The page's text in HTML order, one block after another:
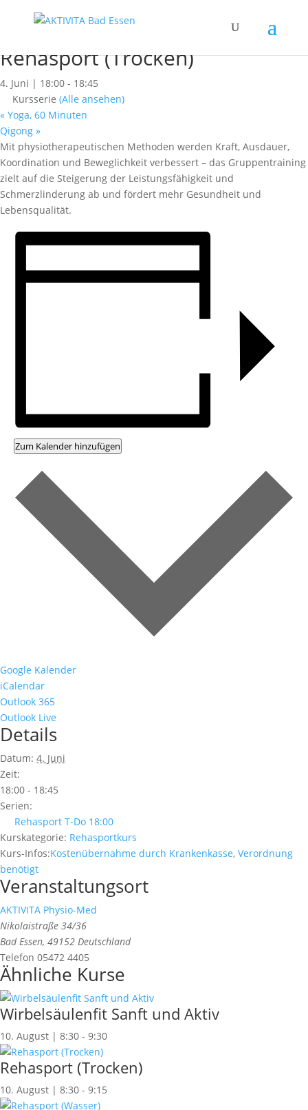
« Alle Kurse
Rehasport (Trocken)
4. Juni | 18:00 - 18:45
Kursserie (Alle ansehen)
« Yoga, 60 Minuten
Qigong »
Mit physiotherapeutischen Methoden werden Kraft, Ausdauer,
Koordination und Beweglichkeit verbessert – das Gruppentraining
zielt auf die Steigerung der Leistungsfähigkeit und
Schmerzlinderung ab und fördert mehr Gesundheit und
Lebensqualität.
Zum Kalender hinzufügen
Google Kalender
iCalendar
Outlook 365
Outlook Live
Details
Datum: 4. Juni
Zeit:
18:00 - 18:45
Serien:
Rehasport T-Do 18:00
Kurskategorie: Rehasportkurs
Kurs-Infos:Kostenübernahme durch Krankenkasse, Verordnung
benötigt
Veranstaltungsort
AKTIVITA Physio-Med
Nikolaistraße 34/36
Bad Essen, 49152 Deutschland
Telefon 05472 4405
Ähnliche Kurse
Wirbelsäulenfit Sanft und Aktiv
10. August | 8:30 - 9:30
Rehasport (Trocken)
10. August | 8:30 - 9:15